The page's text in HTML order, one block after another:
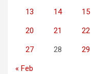
13 14 15
20 21 22
27 28 29
« Feb